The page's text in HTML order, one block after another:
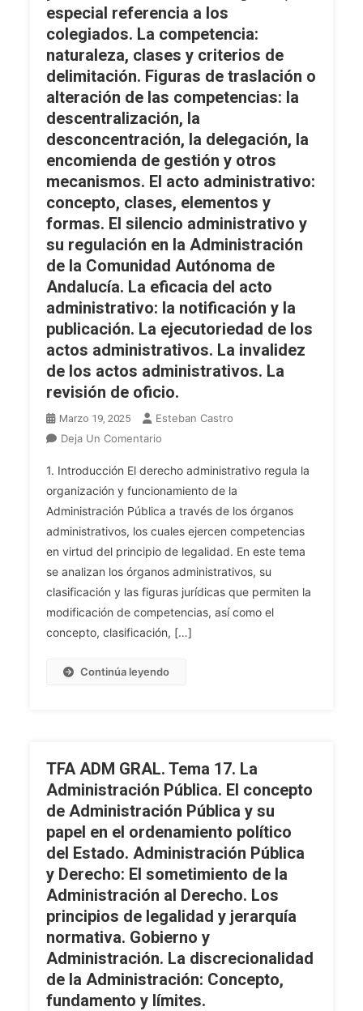
Y
Recusación.
Interesados.
Derechos
De
Los
Ciudadanos
En
El
Procedimiento.
Fases
Procedimiento.
Formas
De
Terminación.
Ejecución.
Tramitación
General
Y
Tramitación
Simplificada.
Sancionadora
Y
El
Procedimiento
Sancionador.
Las
Reclamaciones
Económico-
Administrativas.
especial referencia a los
colegiados. La competencia:
naturaleza, clases y criterios de
delimitación. Figuras de traslación o
alteración de las competencias: la
descentralización, la
desconcentración, la delegación, la
encomienda de gestión y otros
mecanismos. El acto administrativo:
concepto, clases, elementos y
formas. El silencio administrativo y
su regulación en la Administración
de la Comunidad Autónoma de
Andalucía. La eficacia del acto
administrativo: la notificación y la
publicación. La ejecutoriedad de los
actos administrativos. La invalidez
de los actos administrativos. La
revisión de oficio.
Marzo 19, 2025
Esteban Castro
Deja Un Comentario
ADM
GRAL.
Tema
19.
Los
Órganos
Administrativos:
Concepto
Naturaleza.
De
Los
Colegiados.
La
Competencia:
Naturaleza,
Clases
Y
Criterios
De
Delimitación.
Figuras
De
Traslación
1. Introducción El derecho administrativo regula la
organización y funcionamiento de la
Administración Pública a través de los órganos
administrativos, los cuales ejercen competencias
en virtud del principio de legalidad. En este tema
se analizan los órganos administrativos, su
clasificación y las figuras jurídicas que permiten la
modificación de competencias, así como el
concepto, clasificación, […]
Continúa leyendo
TFA ADM GRAL. Tema 17. La
Administración Pública. El concepto
de Administración Pública y su
papel en el ordenamiento político
del Estado. Administración Pública
y Derecho: El sometimiento de la
Administración al Derecho. Los
principios de legalidad y jerarquía
normativa. Gobierno y
Administración. La discrecionalidad
de la Administración: Concepto,
fundamento y límites.